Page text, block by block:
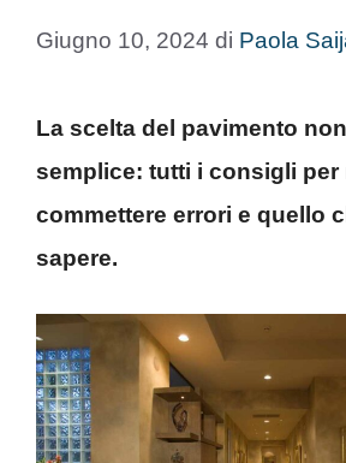
Giugno 10, 2024 di Paola
La scelta del pavimento
semplice: tutti i consigli per
commettere errori e quello
sapere.